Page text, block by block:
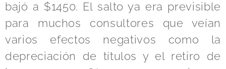
bajó a $1450. El salto ya era previsible
para muchos consultores que veían
varios efectos negativos como la
depreciación de títulos y el retiro de